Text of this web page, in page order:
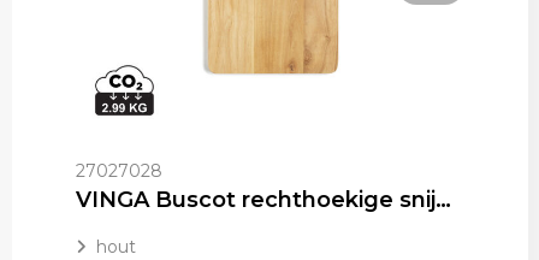
27027028
VINGA Buscot rechthoekige snijplank
hout